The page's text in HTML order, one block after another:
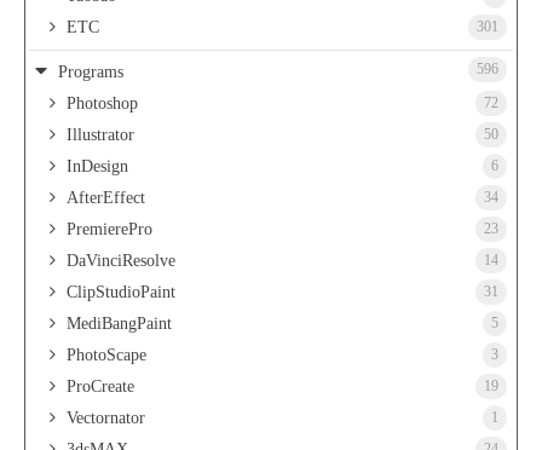
ETC 301
Programs 596
Photoshop 72
Illustrator 50
InDesign 6
AfterEffect 34
PremierePro 23
DaVinciResolve 14
ClipStudioPaint 31
MediBangPaint 5
PhotoScape 3
ProCreate 19
Vectornator 1